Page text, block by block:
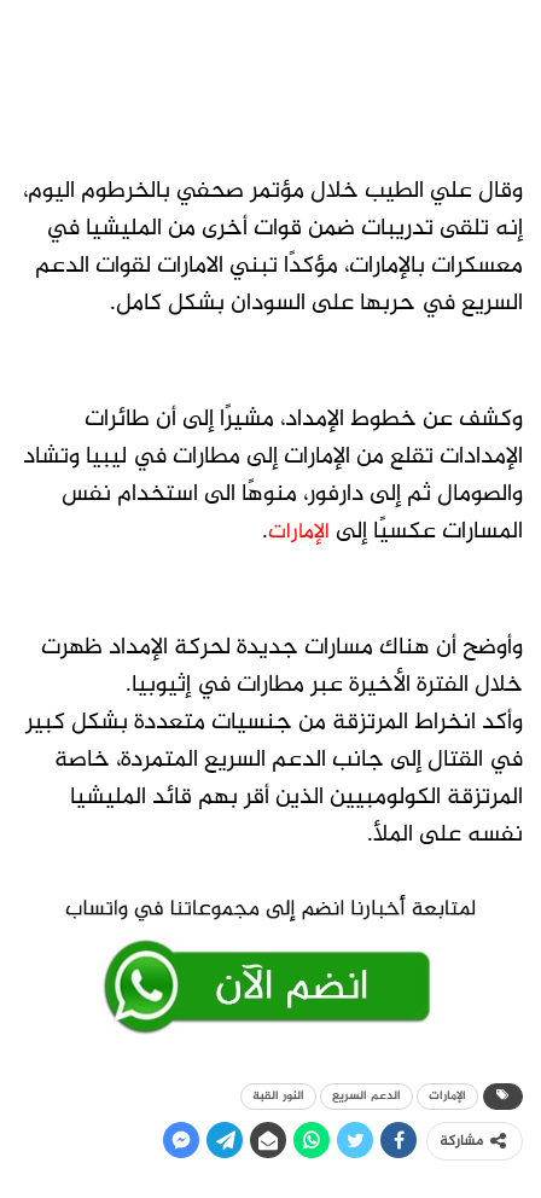
وقال علي الطيب خلال مؤتمر صحفي بالخرطوم اليوم،
إنه تلقى تدريبات ضمن قوات أخرى من المليشيا في
معسكرات بالإمارات، مؤكدًا تبني الامارات لقوات الدعم
السريع في حربها على السودان بشكل كامل.
وكشف عن خطوط الإمداد، مشيرًا إلى أن طائرات
الإمدادات تقلع من الإمارات إلى مطارات في ليبيا وتشاد
والصومال ثم إلى دارفور، منوهًا الى استخدام نفس
المسارات عكسيًا إلى الإمارات.
وأوضح أن هناك مسارات جديدة لحركة الإمداد ظهرت
خلال الفترة الأخيرة عبر مطارات في إثيوبيا.
وأكد انخراط المرتزقة من جنسيات متعددة بشكل كبير
في القتال إلى جانب الدعم السريع المتمردة، خاصة
المرتزقة الكولومبيين الذين أقر بهم قائد المليشيا
نفسه على الملأ.
الإمارات الدعم السريع النور القبة
مشاركة